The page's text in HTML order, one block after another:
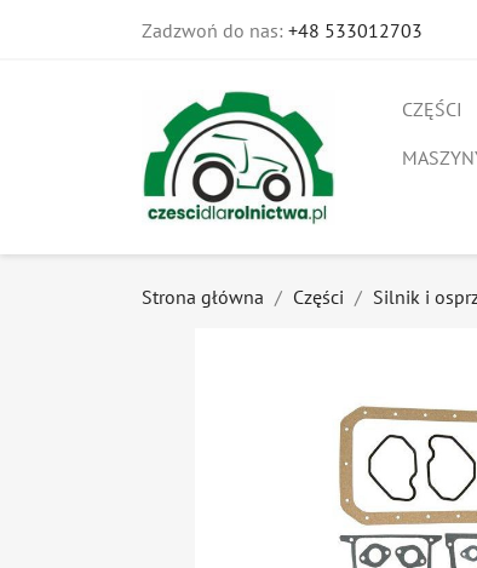
Zadzwoń do nas: +48 533012703
CZĘŚCI
Strona główna Części Silnik i